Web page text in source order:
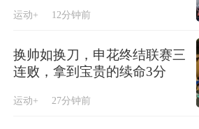
运动+ 12分钟前
换帅如换刀，申花终结联赛三
连败，拿到宝贵的续命3分
运动+ 27分钟前